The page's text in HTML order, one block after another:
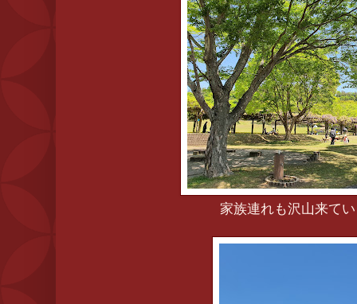
家族連れも沢山来て